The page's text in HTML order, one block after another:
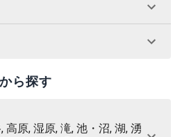
ら探す
高原, 湿原, 滝, 池・沼, 湖, 湧